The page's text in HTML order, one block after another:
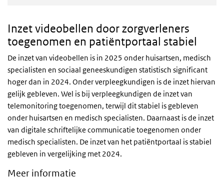
Inzet videobellen door zorgverleners
toegenomen en patiëntportaal stabiel
De inzet van videobellen is in 2025 onder huisartsen, medisch
specialisten en sociaal geneeskundigen statistisch significant
hoger dan in 2024. Onder verpleegkundigen is de inzet hiervan
gelijk gebleven. Wel is bij verpleegkundigen de inzet van
telemonitoring toegenomen, terwijl dit stabiel is gebleven
onder huisartsen en medisch specialisten. Daarnaast is de inzet
van digitale schriftelijke communicatie toegenomen onder
medisch specialisten. De inzet van het patiëntportaal is stabiel
gebleven in vergelijking met 2024.
Meer informatie